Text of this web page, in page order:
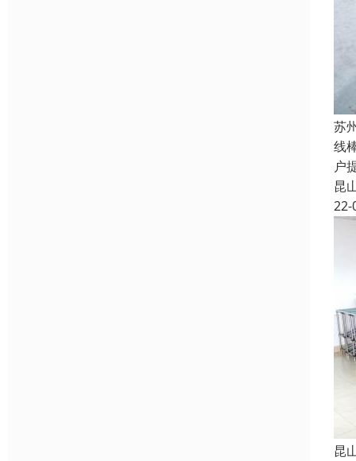
苏
线
户
昆
22-
昆